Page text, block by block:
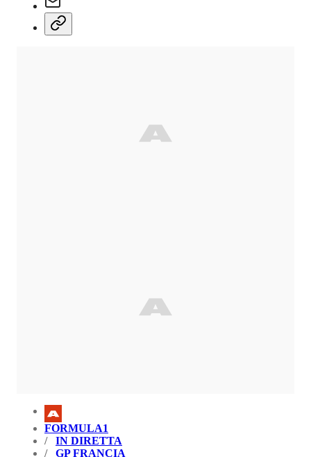
FORMULA1
IN DIRETTA
GP FRANCIA